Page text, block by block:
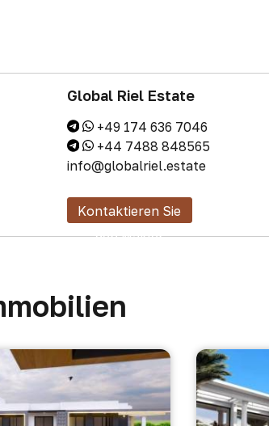
Global Riel Estate
+49 174 636 7046
+44 7488 848565
info@globalriel.estate
Kontaktieren Sie
den Makler